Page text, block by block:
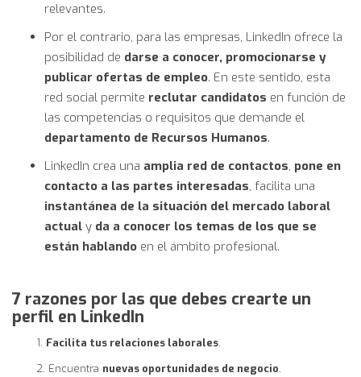
relevantes.
Por el contrario, para las empresas, LinkedIn ofrece la
posibilidad de darse a conocer, promocionarse y
publicar ofertas de empleo. En este sentido, esta
red social permite reclutar candidatos en función de
las competencias o requisitos que demande el
departamento de Recursos Humanos.
LinkedIn crea una amplia red de contactos, pone en
contacto a las partes interesadas, facilita una
instantánea de la situación del mercado laboral
actual y da a conocer los temas de los que se
están hablando en el ámbito profesional.
7 razones por las que debes crearte un
perfil en LinkedIn
1. Facilita tus relaciones laborales.
2. Encuentra nuevas oportunidades de negocio.